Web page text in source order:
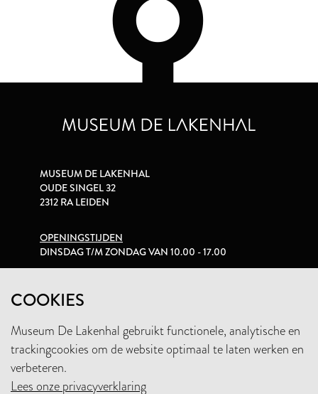
COOKIES
Museum De Lakenhal gebruikt functionele, analytische en
trackingcookies om de website optimaal te laten werken en
verbeteren.
Lees onze privacyverklaring
MUSEUM DE LAKENHAL
OUDE SINGEL 32
2312 RA LEIDEN
OPENINGSTIJDEN
DINSDAG T/M ZONDAG VAN 10.00 - 17.00
+31 (0)71 5165360
INFO@LAKENHAL.NL